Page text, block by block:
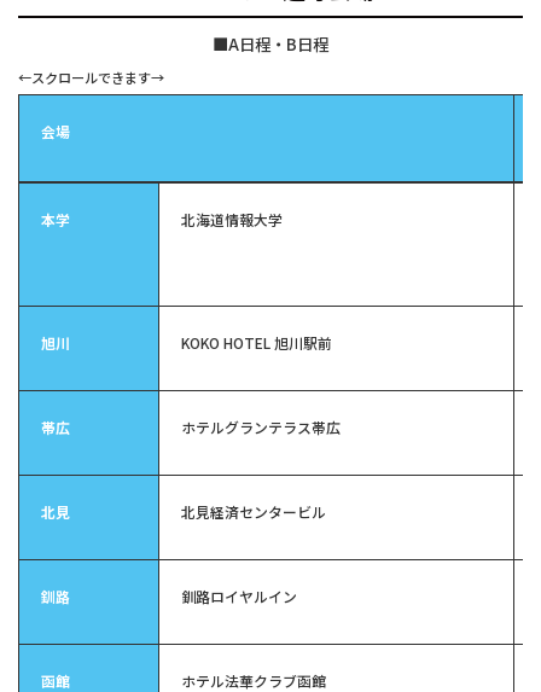
■A日程・B日程
会場
本学 北海道情報大学
旭川 KOKO HOTEL 旭川駅前
帯広 ホテルグランテラス帯広
北見 北見経済センタービル
釧路 釧路ロイヤルイン
函館 ホテル法華クラブ函館